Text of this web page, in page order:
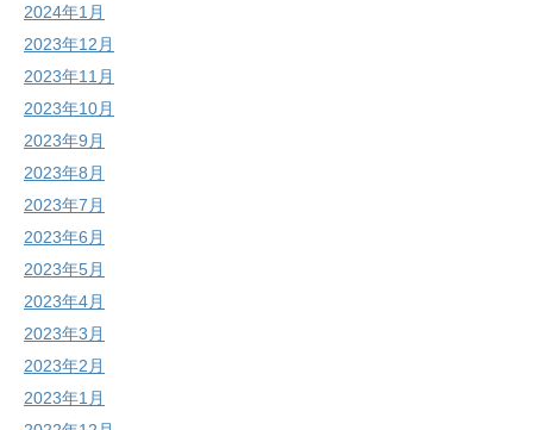
2024年1月
2023年12月
2023年11月
2023年10月
2023年9月
2023年8月
2023年7月
2023年6月
2023年5月
2023年4月
2023年3月
2023年2月
2023年1月